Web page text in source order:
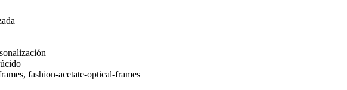
fashion-acetate-optical-frames